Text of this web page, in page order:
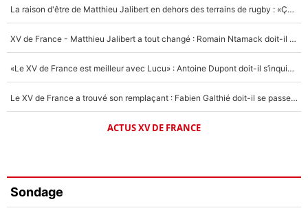
La raison d'être de Matthieu Jalibert en dehors des terrains de rugby : «Ça m'atteint autant que si tu touches à un membre de ma famille»
XV de France - Matthieu Jalibert a tout changé : Romain Ntamack doit-il s’inquiéter pour sa place à un an de la Coupe du monde ?
«Le XV de France est meilleur avec Lucu» : Antoine Dupont doit-il s’inquiéter pour sa place ?
Le XV de France a trouvé son remplaçant : Fabien Galthié doit-il se passer d'Antoine Dupont ?
ACTUS XV DE FRANCE
Sondage